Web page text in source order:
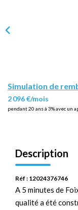
Simulation de
2 096 €/mois
pendant 20 ans à 3% avec un
Description
Réf : 12024376746
A 5 minutes de
qualité a été